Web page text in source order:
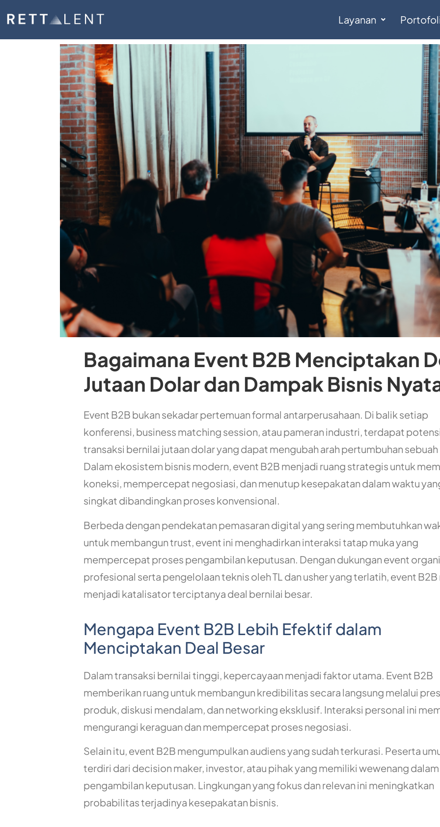
Layanan
Bagaimana Event B2B Menciptakan
Jutaan Dolar dan Dampak Bisnis
Event B2B bukan sekadar pertemuan formal antarperusahaan. Di balik setiap
konferensi, business matching session, atau pameran industri, terdapat
transaksi bernilai jutaan dolar yang dapat mengubah arah pertumbuhan
Dalam ekosistem bisnis modern, event B2B menjadi ruang strategis untuk
koneksi, mempercepat negosiasi, dan menutup kesepakatan dalam waktu
singkat dibandingkan proses konvensional.
Berbeda dengan pendekatan pemasaran digital yang sering membutuhkan
untuk membangun trust, event ini menghadirkan interaksi tatap muka yang
mempercepat proses pengambilan keputusan. Dengan dukungan event
profesional serta pengelolaan teknis oleh TL dan usher yang terlatih, event
menjadi katalisator terciptanya deal bernilai besar.
Mengapa Event B2B Lebih Efektif dalam
Menciptakan Deal Besar
Dalam transaksi bernilai tinggi, kepercayaan menjadi faktor utama. Event B2B
memberikan ruang untuk membangun kredibilitas secara langsung melalui
produk, diskusi mendalam, dan networking eksklusif. Interaksi personal ini
mengurangi keraguan dan mempercepat proses negosiasi.
Selain itu, event B2B mengumpulkan audiens yang sudah terkurasi. Peserta
terdiri dari decision maker, investor, atau pihak yang memiliki wewenang dalam
pengambilan keputusan. Lingkungan yang fokus dan relevan ini meningkatkan
probabilitas terjadinya kesepakatan bisnis.